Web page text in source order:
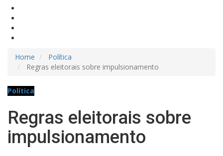
Home
Política
Regras eleitorais sobre impulsionamento
Política
Regras eleitorais sobre
impulsionamento